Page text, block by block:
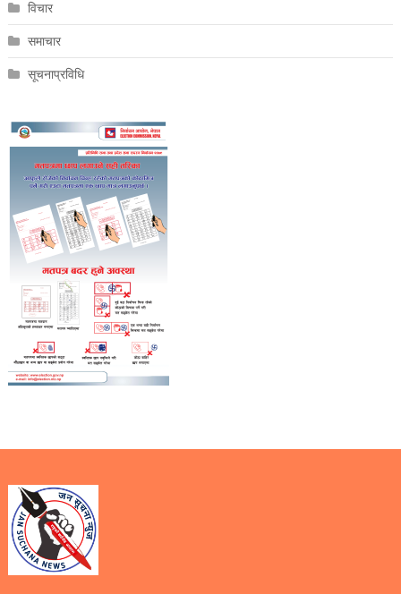
विचार
समाचार
सूचनाप्रविधि